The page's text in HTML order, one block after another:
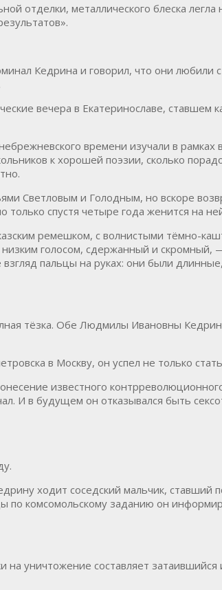
отделки, металлического блеска
Кедрина и говорил, что они любили
вечера в Екатеринославе, ставшем
времени изучали в
к хорошей поэзии, сколько
Светловым и Голодным, но вскоре
спустя четыре года женится на
ремешком, с волнистыми тёмно-
голосом, сдержанный и
пальцы на руках: они были
тёзка. Обе Людмилы Ивановны
в Москву, он успел не только
известного
И в будущем он отказывался быть
ходит соседский мальчик,
по комсомольскому заданию он
на уничтожение составляет